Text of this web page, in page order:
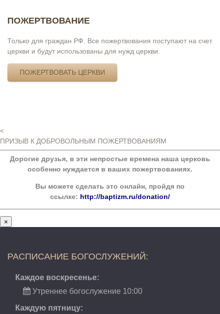
ПОЖЕРТВОВАНИЕ
Только для граждан РФ. Все пожертвования поступают на счет
церкви и будут использованы для нужд церкви.
ПОЖЕРТВОВАТЬ ЦЕРКВИ
<
ПРИЗЫВ К ДОБРОВОЛЬНЫМ ПОЖЕРТВОВАНИЯМ
Дорогие друзья, в эти непростые времена наша церковь
особенно нуждается в ваших пожертвованиях.
Вы можете сделать это онлайн, пройдя по
ссылке: http://baptizm.ru/donation/
×
РАСПИСАНИЕ БОГОСЛУЖЕНИЙ:
Каждое воскресенье:
Утреннее богослужение 10:00
Каждую пятницу: